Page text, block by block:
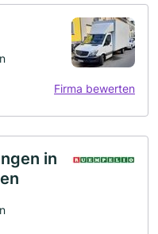
Firma bewerten
in